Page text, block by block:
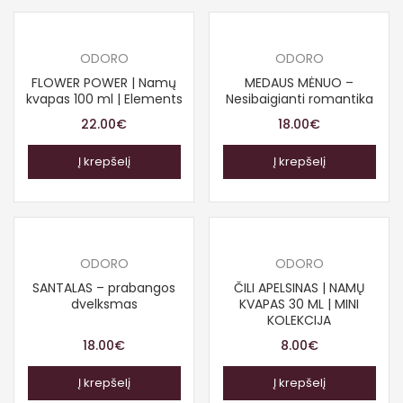
ODORO
FLOWER POWER | Namų
kvapas 100 ml | Elements
22.00€
Į krepšelį
ODORO
MEDAUS MĖNUO –
Nesibaigianti romantika
18.00€
Į krepšelį
ODORO
SANTALAS – prabangos
dvelksmas
18.00€
Į krepšelį
ODORO
ČILI APELSINAS | NAMŲ
KVAPAS 30 ML | MINI
KOLEKCIJA
8.00€
Į krepšelį